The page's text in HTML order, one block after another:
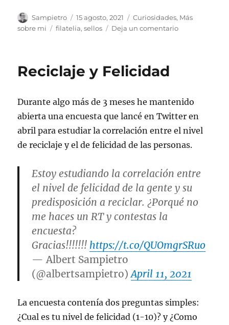
Autor
Sampietro
Publicado
el
15 agosto, 2021 Categorías
Curiosidades, Más
sobre mi
Etiquetas
filatelia,sellos Deja un comentarioen
Reciclaje y Felicidad
Durante algo más de 3 meses he mantenido
abierta una encuesta que lancé en Twitter en
abril para estudiar la correlación entre el nivel
de reciclaje y el de felicidad de las personas.
Estoy estudiando la correlación entre
el nivel de felicidad de la gente y su
predisposición a reciclar. ¿Porqué no
me haces un RT y contestas la
encuesta?
Gracias!!!!!!! https://t.co/QUOmgrSRuo
— Albert Sampietro
(@albertsampietro)April 11, 2021
La encuesta contenía dos preguntas simples:
¿Cual es tu nivel de felicidad (1-10)? y ¿Como